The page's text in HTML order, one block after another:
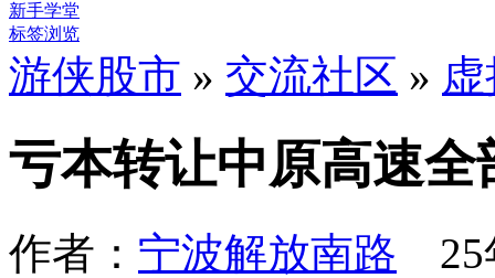
新手学堂
标签浏览
游侠股市 » 交流社区 »
亏本转让中原高速全
作者： 宁波解放南路 25